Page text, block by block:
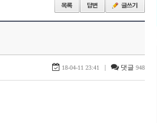
18-04-11 23:41 | 댓글 948